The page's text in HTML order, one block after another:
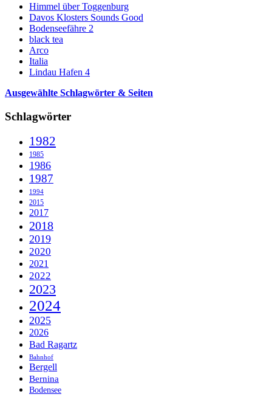
Himmel über Toggenburg
Davos Klosters Sounds Good
Bodenseefähre 2
black tea
Arco
Italia
Lindau Hafen 4
Ausgewählte Schlagwörter & Seiten
Schlagwörter
1982
1985
1986
1987
1994
2015
2017
2018
2019
2020
2021
2022
2023
2024
2025
2026
Bad Ragartz
Bahnhof
Bergell
Bernina
Bodensee